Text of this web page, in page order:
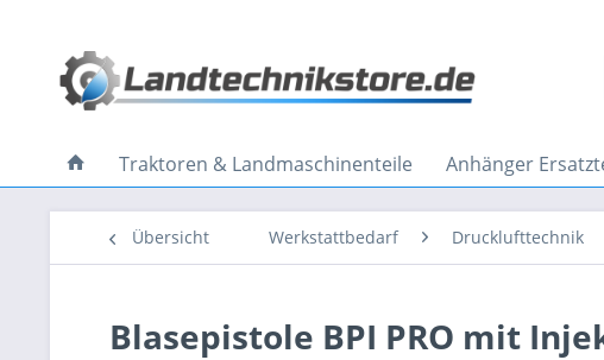
Traktoren & Landmaschinenteile Anhänger
Übersicht Werkstattbedarf Drucklufttechnik
Blasepistole BPI PRO mit